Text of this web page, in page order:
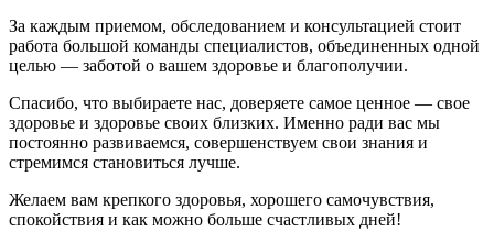
За каждым приемом, обследованием и консультацией стоит
работа большой команды специалистов, объединенных одной
целью — заботой о вашем здоровье и благополучии.
Спасибо, что выбираете нас, доверяете самое ценное — свое
здоровье и здоровье своих близких. Именно ради вас мы
постоянно развиваемся, совершенствуем свои знания и
стремимся становиться лучше.
Желаем вам крепкого здоровья, хорошего самочувствия,
спокойствия и как можно больше счастливых дней!